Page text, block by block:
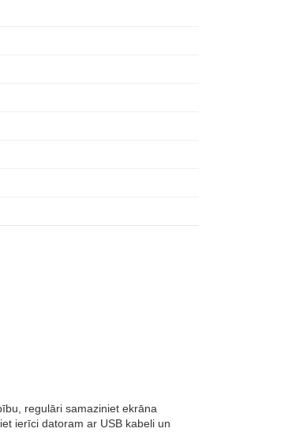
regulāri samaziniet ekrāna
ierīci datoram ar USB kabeli un